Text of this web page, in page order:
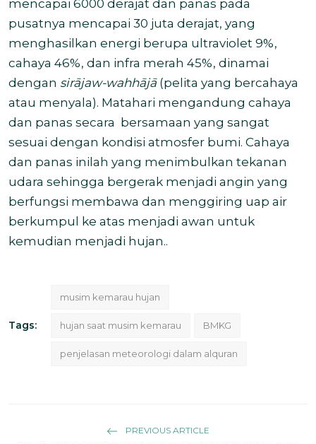
mencapai 6000 derajat dan panas pada
pusatnya mencapai 30 juta derajat, yang
menghasilkan energi berupa ultraviolet 9%,
cahaya 46%, dan infra merah 45%, dinamai
dengan sirājaw-wahhājā (pelita yang bercahaya
atau menyala). Matahari mengandung cahaya
dan panas secara bersamaan yang sangat
sesuai dengan kondisi atmosfer bumi. Cahaya
dan panas inilah yang menimbulkan tekanan
udara sehingga bergerak menjadi angin yang
berfungsi membawa dan menggiring uap air
berkumpul ke atas menjadi awan untuk
kemudian menjadi hujan..
Tags:
musim kemarau hujan
hujan saat musim kemarau BMKG
penjelasan meteorologi dalam alquran
PREVIOUS ARTICLE